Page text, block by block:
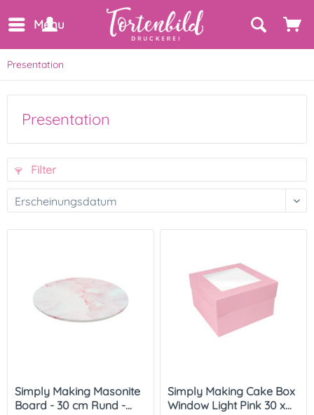
Menu
Presentation
Presentation
Filter
Simply Making Masonite
Board - 30 cm Rund -...
Simply Making Cake Box
Window Light Pink 30 x...